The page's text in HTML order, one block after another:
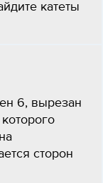
катеты
6, вырезан
сторон